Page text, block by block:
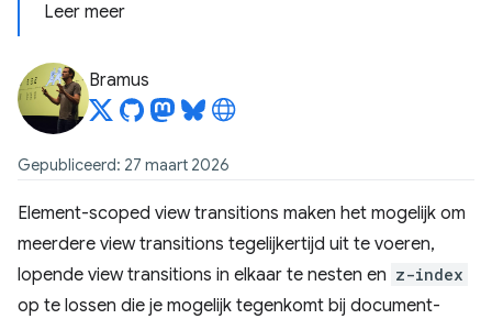
Leer meer
Bramus
Gepubliceerd: 27 maart 2026
Element-scoped view transitions maken het mogelijk om
meerdere view transitions tegelijkertijd uit te voeren,
lopende view transitions in elkaar te nesten en z-index
op te lossen die je mogelijk tegenkomt bij document-